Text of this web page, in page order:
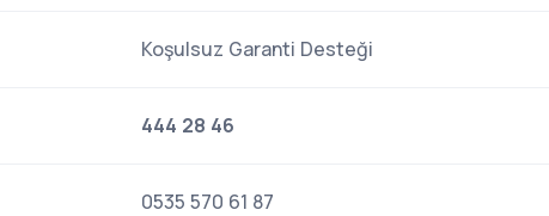
Koşulsuz Garanti Desteği
444 28 46
0535 570 61 87